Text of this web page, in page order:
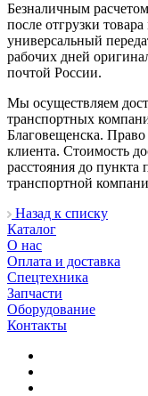
Безналичным
после отгрузки
универсальный
рабочих дней
почтой России.
Мы осуществляем
транспортных
Благовещенска. Право
клиента. Стоимость
расстояния до
транспортной
Назад к списку
Каталог
О нас
Оплата и доставка
Спецтехника
Запчасти
Оборудование
Контакты